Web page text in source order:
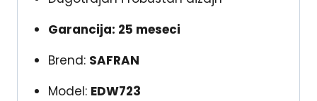
Garancija: 25 meseci
Brend: SAFRAN
Model: EDW723